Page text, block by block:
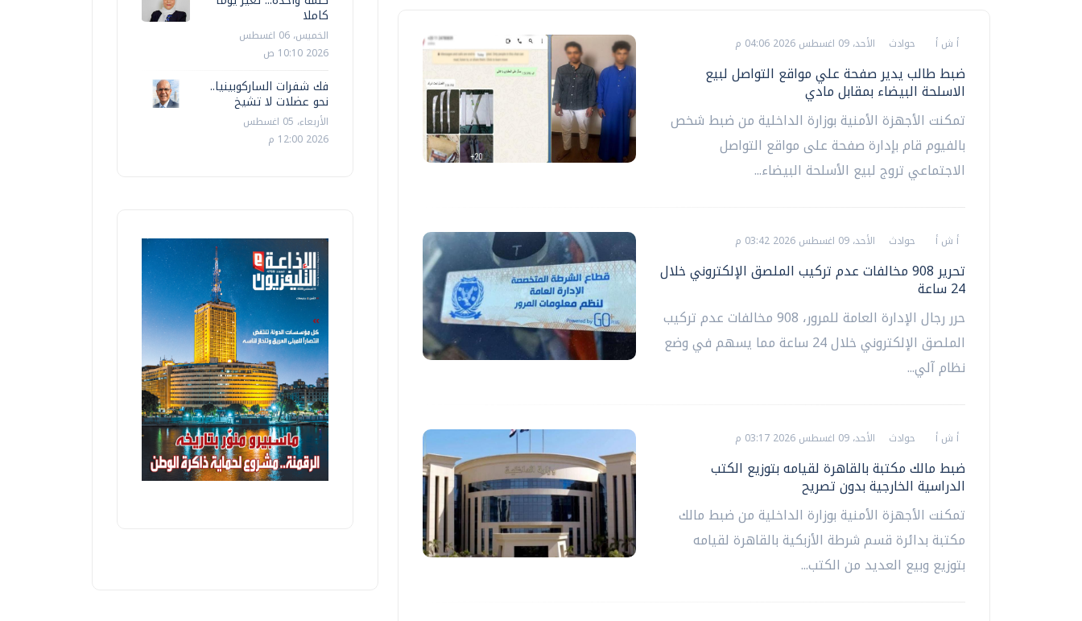
أ ش أ حوادث الأحد، 09 اغسطس 2026 04:06 م
ضبط طالب يدير صفحة علي مواقع التواصل لبيع
الاسلحة البيضاء بمقابل مادي
تمكنت الأجهزة الأمنية بوزارة الداخلية من ضبط شخص
بالفيوم قام بإدارة صفحة على مواقع التواصل
الاجتماعي تروج لبيع الأسلحة البيضاء...
أ ش أ حوادث الأحد، 09 اغسطس 2026 03:42 م
تحرير 908 مخالفات عدم تركيب الملصق الإلكتروني خلال
24 ساعة
حرر رجال الإدارة العامة للمرور، 908 مخالفات عدم تركيب
الملصق الإلكتروني خلال 24 ساعة مما يسهم في وضع
نظام آلي...
أ ش أ حوادث الأحد، 09 اغسطس 2026 03:17 م
ضبط مالك مكتبة بالقاهرة لقيامه بتوزيع الكتب
الدراسية الخارجية بدون تصريح
تمكنت الأجهزة الأمنية بوزارة الداخلية من ضبط مالك
مكتبة بدائرة قسم شرطة الأزبكية بالقاهرة لقيامه
بتوزيع وبيع العديد من الكتب...
كاملا
الخميس، 06 اغسطس
2026 10:10 ص
فك شفرات الساركوبينيا..
نحو عضلات لا تشيخ
الأربعاء، 05 اغسطس
2026 12:00 م